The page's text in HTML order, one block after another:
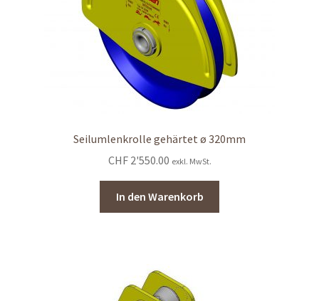
Seilumlenkrolle gehärtet ø 320mm
CHF2'550.00 exkl. MwSt.
In den Warenkorb